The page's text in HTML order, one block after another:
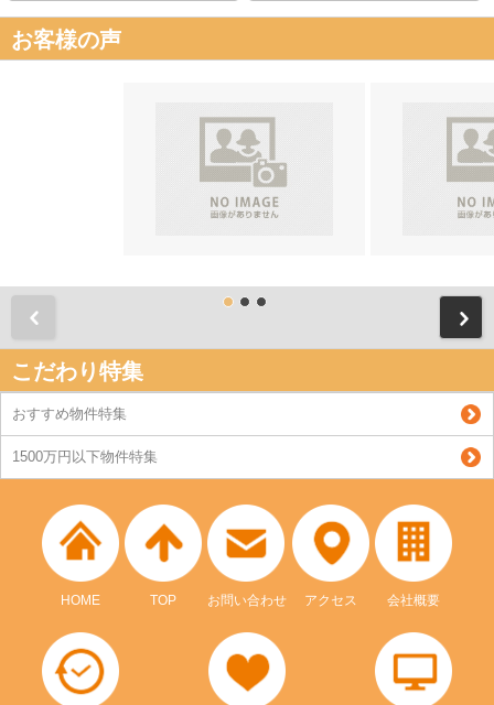
お客様の声
こだわり特集
おすすめ物件特集
1500万円以下物件特集
HOME TOP お問い合わせ アクセス 会社概要